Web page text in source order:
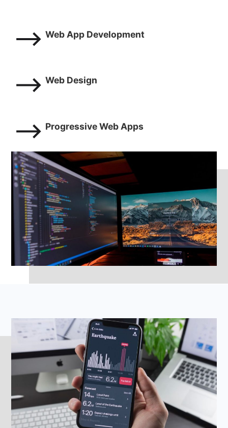
Web App Development
Web Design
Progressive Web Apps